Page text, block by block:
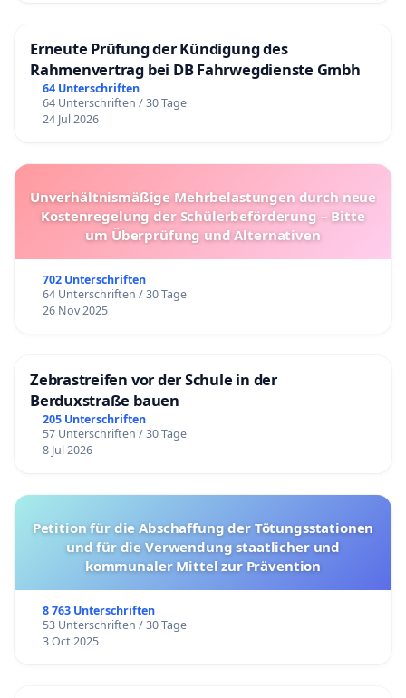
Erneute Prüfung der Kündigung des
Rahmenvertrag bei DB Fahrwegdienste Gmbh
64 Unterschriften
64 Unterschriften / 30 Tage
24 Jul 2026
Unverhältnismäßige Mehrbelastungen durch neue
Kostenregelung der Schülerbeförderung – Bitte
um Überprüfung und Alternativen
702 Unterschriften
64 Unterschriften / 30 Tage
26 Nov 2025
Zebrastreifen vor der Schule in der
Berduxstraße bauen
205 Unterschriften
57 Unterschriften / 30 Tage
8 Jul 2026
Petition für die Abschaffung der Tötungsstationen
und für die Verwendung staatlicher und
kommunaler Mittel zur Prävention
8 763 Unterschriften
53 Unterschriften / 30 Tage
3 Oct 2025